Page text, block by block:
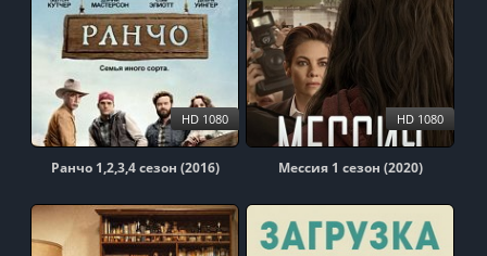
Ранчо 1,2,3,4 сезон (2016)
HD 1080
Мессия 1 сезон (2020)
HD 1080